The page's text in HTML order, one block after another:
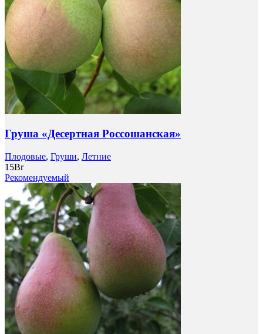
Груша «Десертная Россошанская»
Плодовые, Груши, Летние
15Br
Рекомендуемый